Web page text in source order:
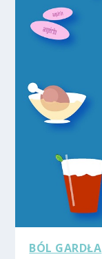
BÓL GARDŁA